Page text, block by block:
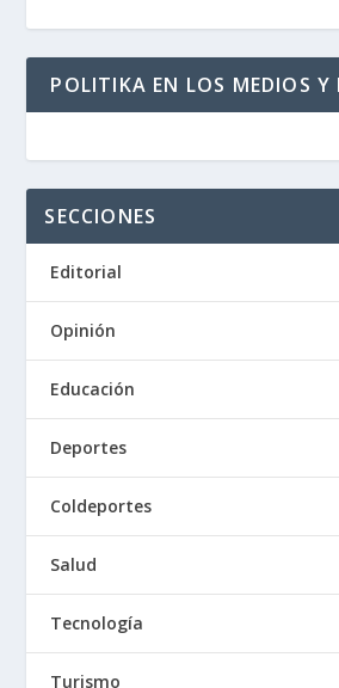
POLITIKA EN LOS MEDIOS Y
SECCIONES
Editorial
Opinión
Educación
Deportes
Coldeportes
Salud
Tecnología
Turismo